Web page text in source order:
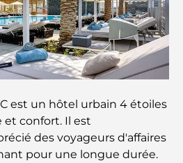
déjeuners de Dubaï : Ma
un prêt immobilier à Dubaï : le
Al Ghaf : une nouvelle
intégrée à Dubaï
est un hôtel urbain 4 étoiles
et confort. Il est
des voyageurs d'affaires
pour une longue durée.